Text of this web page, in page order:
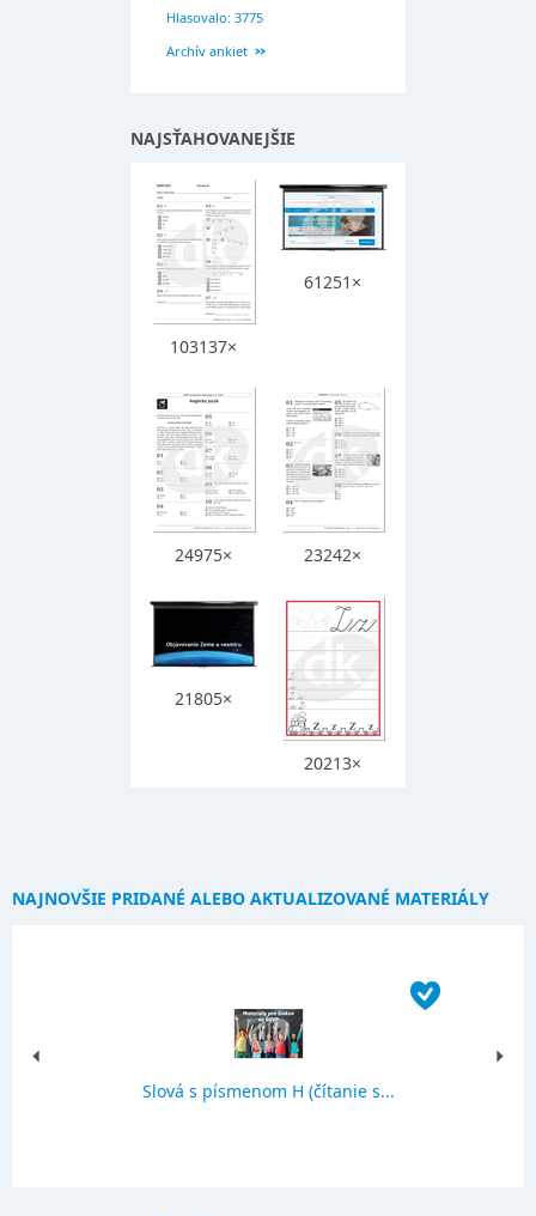
Hlasovalo: 3775
Archív ankiet
NAJSŤAHOVANEJŠIE
103137×
61251×
24975× 23242×
21805×
20213×
NAJNOVŠIE PRIDANÉ ALEBO AKTUALIZOVANÉ MATERIÁLY
Slová s písmenom H (čítanie s...